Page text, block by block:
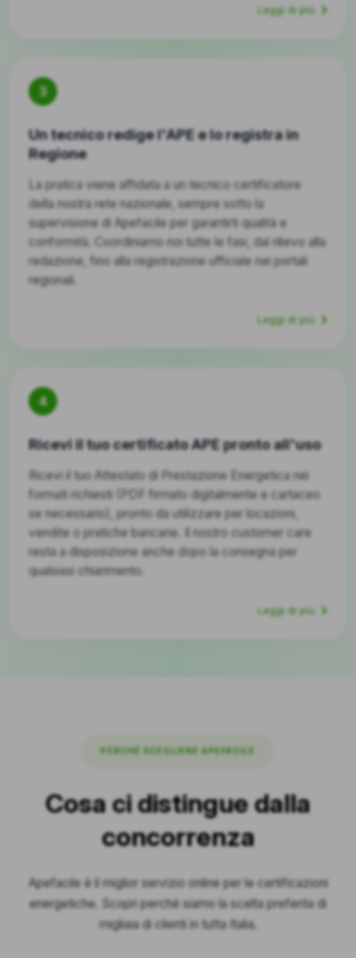
Leggi di più
3
Un tecnico redige l'APE e lo registra in
Regione
La pratica viene affidata a un tecnico certificatore
della nostra rete nazionale, sempre sotto la
supervisione di Apefacile per garantirti qualità e
conformità. Coordiniamo noi tutte le fasi, dal rilievo alla
redazione, fino alla registrazione ufficiale nei portali
regionali.
Leggi di più
4
Ricevi il tuo certificato APE pronto all'uso
Ricevi il tuo Attestato di Prestazione Energetica nei
formati richiesti (PDF firmato digitalmente e cartaceo
se necessario), pronto da utilizzare per locazioni,
vendite o pratiche bancarie. Il nostro customer care
resta a disposizione anche dopo la consegna per
qualsiasi chiarimento.
Leggi di più
PERCHÉ SCEGLIERE APEFACILE
Cosa ci distingue dalla
concorrenza
Apefacile è il miglior servizio online per le certificazioni
energetiche. Scopri perché siamo la scelta preferita di
migliaia di clienti in tutta Italia.